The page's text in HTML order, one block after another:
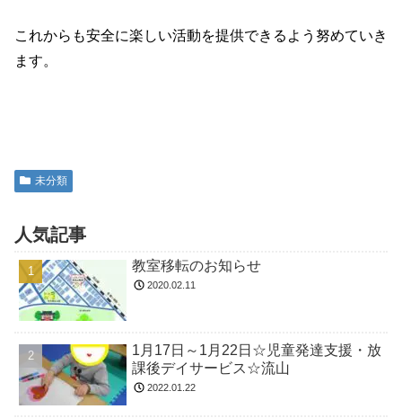
これからも安全に楽しい活動を提供できるよう努めていき
ます。
未分類
人気記事
教室移転のお知らせ
2020.02.11
1月17日～1月22日☆児童発達支援・放
課後デイサービス☆流山
2022.01.22